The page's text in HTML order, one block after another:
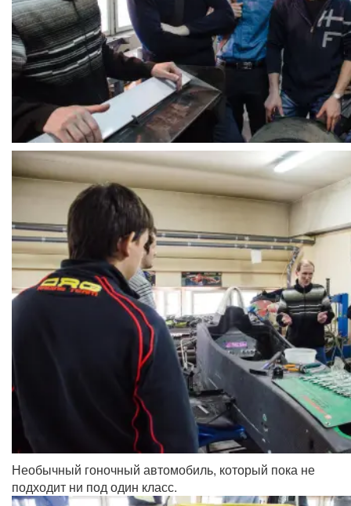
Необычный гоночный автомобиль, который пока не
подходит ни под один класс.